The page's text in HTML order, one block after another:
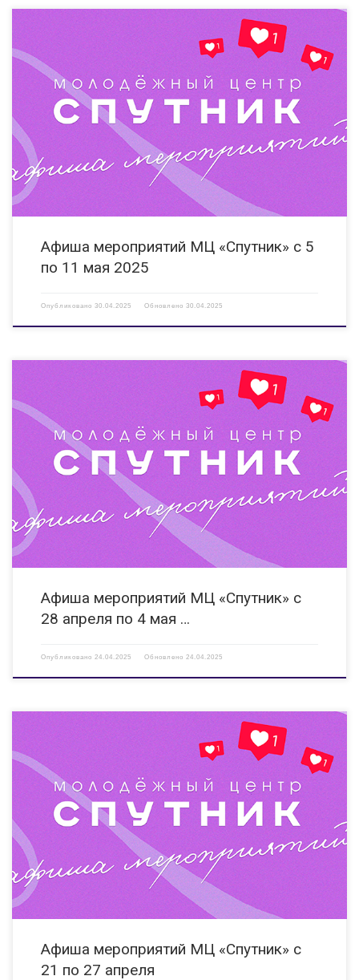
05.05.2025 12:00 Киноклуб «Смотрят все!» Показ фильма,
адаптированного для людей с ОВЗ (слабослышащих, слабовидящих). КИ
«Вера» ул. Гайдара, д. 14 Б https://vk.com/clubveradzr
https://vk.com/kinoklub_inclusiya 05.05.2025 14:00 Информационная
акция «Будь в курсе» Профилактическая акция по доведению правовой
информации […]
Афиша мероприятий МЦ «Спутник» с 5
по 11 мая 2025
Опубликовано 30.04.2025 Обновлено 30.04.2025
28.04.2025 15:00 Мастер-класс «Прикосновение музыки» Мероприятие
направлено на развитие творческого потенциала детей и молодежи, в
том числе с ОВЗ. КИ «Вера» ул.Гайдара, д. 14 Б https://vk.com/clubveradzr
28.04.2025 15:00 Военно — исторический фестиваль «Мост Времени.
Война и Мир» Мероприятие […]
Афиша мероприятий МЦ «Спутник» с
28 апреля по 4 мая …
Опубликовано 24.04.2025 Обновлено 24.04.2025
21.04.2025 10:00 Интерактивное занятие «Здоровые
привычки» Мероприятие направлено на пропаганду ЗОЖ среди
молодежи. ГБПОУ «Дзержинский техникум бизнеса и
технологий» https://vk.com/vkluchisinuyjisn 21.04.2025 Выставка «А у нас
в апреле» Раскрытие творческого потенциала воспитанников и
демонстрация результата работы объединения. КИ «ВЕРА» […]
Афиша мероприятий МЦ «Спутник» с
21 по 27 апреля